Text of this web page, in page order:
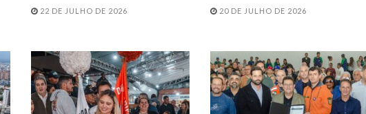
22 DE JULHO DE 2026 20 DE JULHO DE 2026